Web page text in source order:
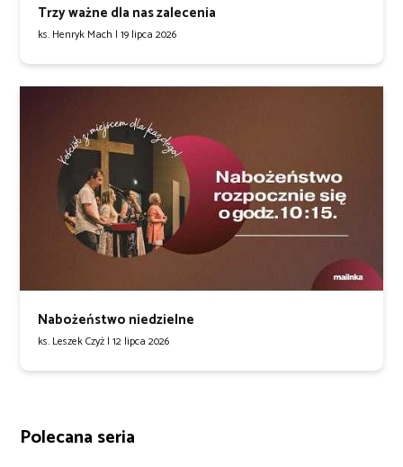
Trzy ważne dla nas zalecenia
ks. Henryk Mach | 19 lipca 2026
Nabożeństwo niedzielne
ks. Leszek Czyż | 12 lipca 2026
Polecana seria